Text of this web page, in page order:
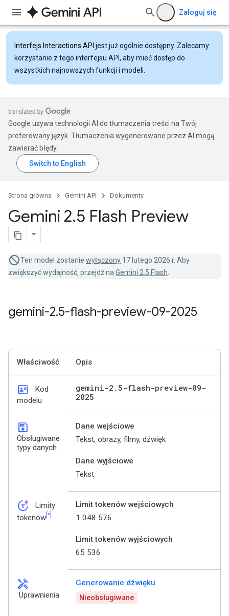
Zaloguj się
Interfejs Interactions API jest już ogólnie dostępny. Zalecamy
korzystanie z tego interfejsu API, aby mieć dostęp do
wszystkich najnowszych funkcji i modeli.
Google używa technologii AI do tłumaczenia treści na Twój
preferowany język. Tłumaczenia wygenerowane przez AI mogą
zawierać błędy.
Strona główna Gemini API Dokumenty
Gemini 2.5 Flash Preview
Ten model zostanie wyłączony 17 lutego 2026 r. Aby
zwiększyć wydajność, przejdź na Gemini 2.5 Flash
gemini-2.5-flash-preview-09-2025
Właściwość Opis
id_card
Kod
modelu
gemini-2 .5-flash-preview-09-
2025
save
Obsługiwane
typy danych
Dane wejściowe
Tekst, obrazy, filmy, dźwięk
Dane wyjściowe
Tekst
token_auto
Limity
tokenów[*]
Limit tokenów wejściowych
1 048 576
Limit tokenów wyjściowych
65 536
handyman
Uprawnienia
Generowanie dźwięku
Nieobsługiwane